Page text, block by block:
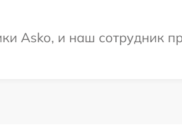
Asko, и наш сотрудник